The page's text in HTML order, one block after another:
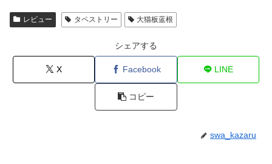
レビュー タペストリー 大猫板蓝根
シェアする
X Facebook LINE
コピー
swa_kazaru